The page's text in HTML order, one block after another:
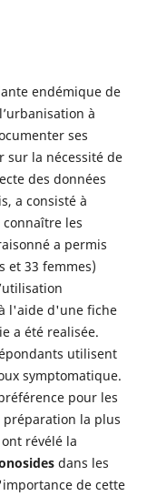
endémique de
à
ses
sur la nécessité de
des données
a consisté à
les
a permis
et 33 femmes)
l'aide d'une fiche
a été realisée.
utilisent
symptomatique.
pour les
préparation la plus
révélé la
dans les
de cette